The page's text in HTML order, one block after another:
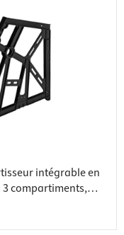
intégrable en
compartiments,